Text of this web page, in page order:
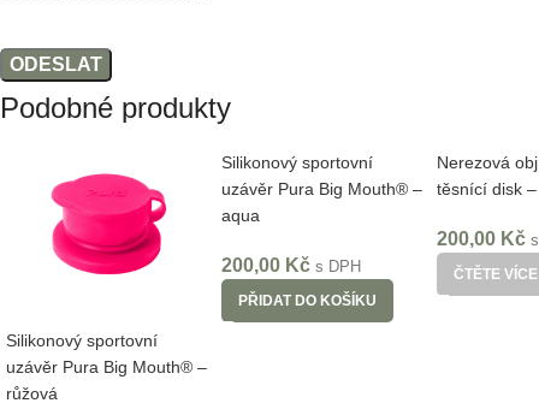
Podobné produkty
Silikonový sportovní
uzávěr Pura Big Mouth® –
růžová
Silikonový sportovní
uzávěr Pura Big Mouth® –
aqua
200,00 Kč s DPH
PŘIDAT DO KOŠÍKU
Nerezová
těsnící disk
200,00 Kč
ČTĚTE VÍCE